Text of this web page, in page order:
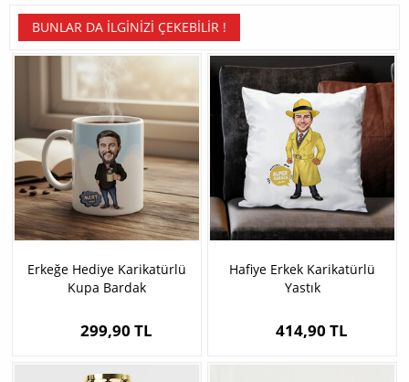
BUNLAR DA İLGINIZI ÇEKEBILIR !
Erkeğe Hediye Karikatürlü
Kupa Bardak
299,90 TL
Hafiye Erkek Karikatürlü
Yastık
414,90 TL